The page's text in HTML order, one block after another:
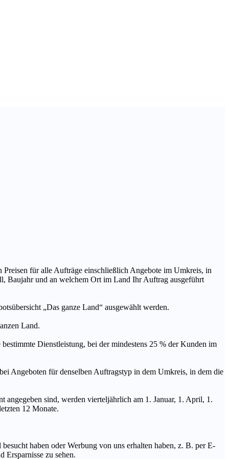
für alle Aufträge einschließlich Angebote im Umkreis, in
Baujahr und an welchem Ort im Land Ihr Auftrag ausgeführt
„Das ganze Land“ ausgewählt werden.
Land.
Dienstleistung, bei der mindestens 25 % der Kunden im
Angeboten für denselben Auftragstyp in dem Umkreis, in dem die
angegeben sind, werden vierteljährlich am 1. Januar, 1. April, 1.
12 Monate.
haben oder Werbung von uns erhalten haben, z. B. per E-
Ersparnisse zu sehen.